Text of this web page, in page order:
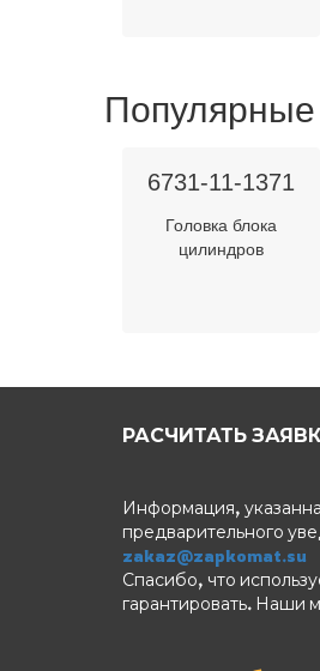
Популярные
6731-11-1371
Головка блока
цилиндров
РАСЧИТАТЬ
Информация,
предварительного
zakaz@zapkomat.su
Спасибо, что
гарантировать. Наши